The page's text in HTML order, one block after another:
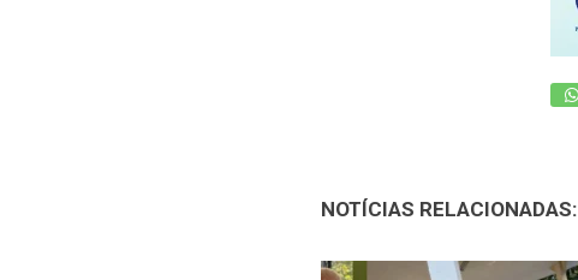
NOTÍCIAS RELACIONADAS: